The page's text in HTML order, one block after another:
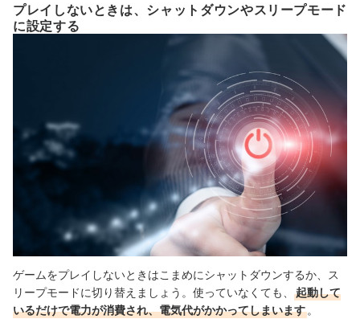
プレイしないときは、シャットダウンやスリープモード
に設定する
ゲームをプレイしないときはこまめにシャットダウンするか、ス
リープモードに切り替えましょう。使っていなくても、
起動して
いるだけで電力が消費され、電気代がかかってしまいます 。